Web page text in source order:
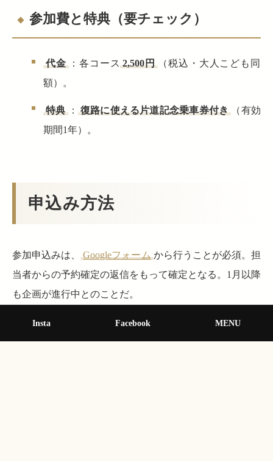
参加費と特典（要チェック）
代金 ：各コース 2,500円
（税込・大人こども同
額）。
特典 ： 復路に使える片道記念乗車券付き
（有効
期間1年）。
申込み方法
参加申込みは、 Googleフォーム から行うことが必須。担
当者からの予約確定の返信をもって確定となる。1月以降
も企画が進行中とのことだ。
Insta Facebook MENU